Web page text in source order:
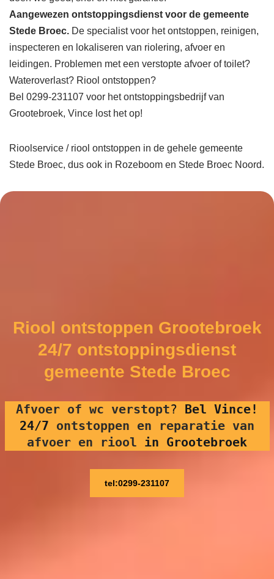
Aangewezen ontstoppingsdienst voor de gemeente
Stede Broec. De specialist voor het ontstoppen, reinigen,
inspecteren en lokaliseren van riolering, afvoer en
leidingen. Problemen met een verstopte afvoer of toilet?
Wateroverlast? Riool ontstoppen?
Bel 0299-231107 voor het ontstoppingsbedrijf van
Grootebroek, Vince lost het op!
Rioolservice / riool ontstoppen in de gehele gemeente
Stede Broec, dus ook in Rozeboom en Stede Broec Noord.
Riool ontstoppen Grootebroek
24/7 ontstoppingsdienst
gemeente Stede Broec
Afvoer of wc verstopt? Bel Vince!
24/7 ontstoppen en reparatie van
afvoer en riool in Grootebroek
tel:0299-231107